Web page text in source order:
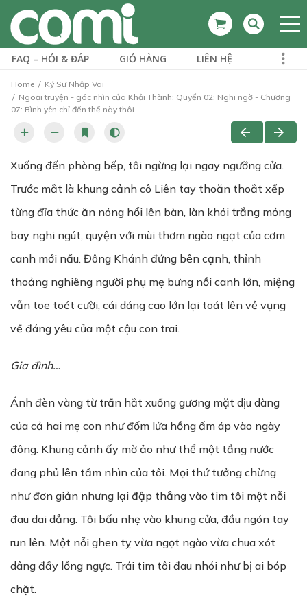
FAQ – HỎI & ĐÁP GIỎ HÀNG LIÊN HỆ
Home
Ký Sự Nhập Vai
Ngoại truyện - góc nhìn của Khải Thành: Quyển 02: Nghi ngờ - Chương
07: Bình yên chỉ đến thế này thôi
Xuống đến phòng bếp, tôi ngừng lại ngay ngưỡng cửa.
Trước mắt là khung cảnh cô Liên tay thoăn thoắt xếp
từng đĩa thức ăn nóng hổi lên bàn, làn khói trắng mỏng
bay nghi ngút, quyện với mùi thơm ngào ngạt của cơm
canh mới nấu. Đông Khánh đứng bên cạnh, thỉnh
thoảng nghiêng người phụ mẹ bưng nồi canh lớn, miệng
vẫn toe toét cười, cái dáng cao lớn lại toát lên vẻ vụng
về đáng yêu của một cậu con trai.
Gia đình…
Ánh đèn vàng từ trần hắt xuống gương mặt dịu dàng
của cả hai mẹ con như đốm lửa hồng ấm áp vào ngày
đông. Khung cảnh ấy mờ ảo như thể một tầng nước
đang phủ lên tầm nhìn của tôi. Mọi thứ tưởng chừng
như đơn giản nhưng lại đập thẳng vào tim tôi một nỗi
đau dai dẳng. Tôi bấu nhẹ vào khung cửa, đầu ngón tay
run lên. Một nỗi ghen tỵ vừa ngọt ngào vừa chua xót
dâng đầy lồng ngực. Trái tim tôi đau nhói như bị ai bóp
chặt.